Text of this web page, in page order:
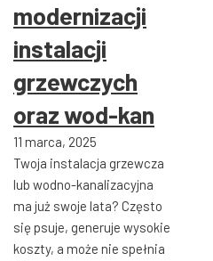
modernizacji
instalacji
grzewczych
oraz wod-kan
11 marca, 2025
Twoja instalacja grzewcza
lub wodno-kanalizacyjna
ma już swoje lata? Często
się psuje, generuje wysokie
koszty, a może nie spełnia